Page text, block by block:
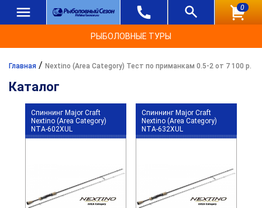
0
РЫБОЛОВНЫЕ ТУРЫ
Главная / Nextino (Area Category) Тест по приманкам 0.5-2 от 7 100 р.
Каталог
Спиннинг Major Craft
Nextino (Area Category)
NTA-602XUL
Спиннинг Major Craft
Nextino (Area Category)
NTA-632XUL